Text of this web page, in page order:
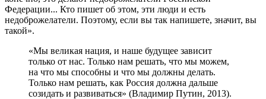
Федерации... Кто пишет об этом, эти люди и есть
недоброжелатели. Поэтому, если вы так напишете, значит, вы
такой».
«Мы великая нация, и наше будущее зависит
только от нас. Только нам решать, что мы можем,
на что мы способны и что мы должны делать.
Только нам решать, как Россия должна дальше
созидать и развиваться» (Владимир Путин, 2013).